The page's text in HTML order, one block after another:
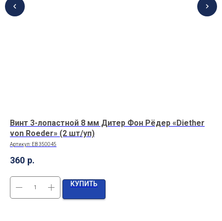
Винт 3-лопастной 8 мм Дитер Фон Рёдер «Diether
von Roeder» (2 шт/уп)
Артикул: EB 350045
360 р.
КУПИТЬ